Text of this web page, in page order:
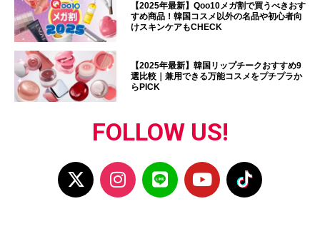
【2025年最新】Qoo10メガ割で買うべきおす
すめ商品！韓国コスメ以外の名品や初心者向
けスキンケアもCHECK
【2025年最新】韓国リップチークおすすめ9
選比較｜兼用できる万能コスメをプチプラか
らPICK
FOLLOW US!